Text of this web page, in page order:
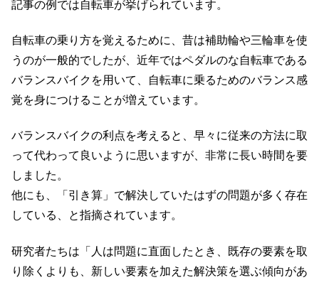
記事の例では自転車が挙げられています。
自転車の乗り方を覚えるために、昔は補助輪や三輪車を使
うのが一般的でしたが、近年ではペダルのな自転車である
バランスバイクを用いて、自転車に乗るためのバランス感
覚を身につけることが増えています。
バランスバイクの利点を考えると、早々に従来の方法に取
って代わって良いように思いますが、非常に長い時間を要
しました。
他にも、「引き算」で解決していたはずの問題が多く存在
している、と指摘されています。
研究者たちは「人は問題に直面したとき、既存の要素を取
り除くよりも、新しい要素を加えた解決策を選ぶ傾向があ